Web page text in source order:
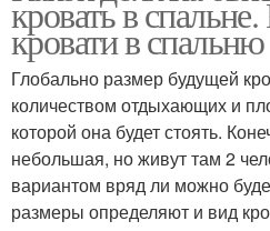
кровать в
кровати в спальню
Глобально размер будущей
количеством отдыхающих и
которой она будет стоять.
небольшая, но живут там 2
вариантом вряд ли можно
размеры определяют и вид